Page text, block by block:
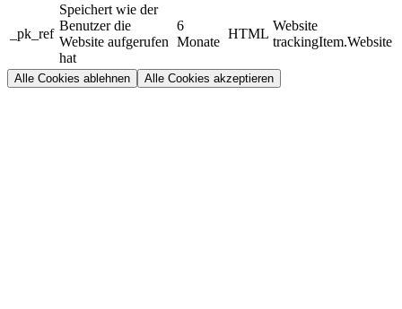
_pk_ref
Speichert wie der
Benutzer die
Website aufgerufen
hat
6
Monate
HTML
Website
trackingItem.Website
Alle Cookies ablehnen Alle Cookies akzeptieren